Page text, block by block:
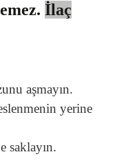
İlaç
aşmayın.
yerine
saklayın.